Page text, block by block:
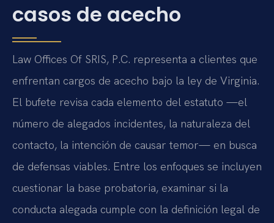
casos de acecho
Law Offices Of SRIS, P.C. representa a clientes que
enfrentan cargos de acecho bajo la ley de Virginia.
El bufete revisa cada elemento del estatuto —el
número de alegados incidentes, la naturaleza del
contacto, la intención de causar temor— en busca
de defensas viables. Entre los enfoques se incluyen
cuestionar la base probatoria, examinar si la
conducta alegada cumple con la definición legal de